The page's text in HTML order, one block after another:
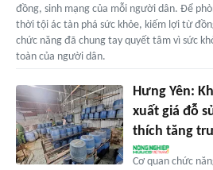
đồng, sinh mạng của mỗi người dân. Để
thời tội ác tàn phá sức khỏe, kiếm lợi từ
chức năng đã chung tay quyết tâm vì sức
toàn của người dân.
Hưng Yên:
xuất giá đỗ
thích tăng
Cơ quan chức